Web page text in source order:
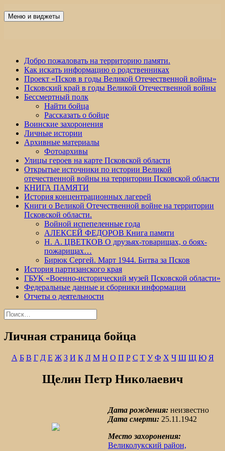
Победа 60
Меню и виджеты
Добро пожаловать на территорию памяти.
Как искать информацию о родственниках
Проект «Псков в годы Великой Отечественной войны»
Псковский край в годы Великой Отечественной войны
Бессмертный полк
Найти бойца
Рассказать о бойце
Воинские захоронения
Личные истории
Архивные материалы
Фотоархивы
Улицы героев на карте Псковской области
Открытые источники по истории Великой
отечественной войны на территории Псковской области
КНИГА ПАМЯТИ
История концентрационных лагерей
Книги о Великой Отечественной войне на территории
Псковской области.
Войной испепеленные года
АЛЕКСЕЙ ФЕДОРОВ Книга памяти
Н. А. ЦВЕТКОВ О друзьях-товарищах, о боях-
пожарищах…
Бирюк Сергей. Март 1944. Битва за Псков
История партизанского края
ГБУК «Военно-исторический музей Псковской области»
Федеральные данные и сборники информации
Отчеты о деятельности
Найти:
Личная страница бойца
А Б В Г Д Е Ж З И К Л М Н О П Р С Т У Ф Х Ч Ш Щ Ю Я
Щелин Петр Николаевич
Дата рождения: неизвестно
Дата смерти: 25.11.1942
Место захоронения:
Великолукский район,